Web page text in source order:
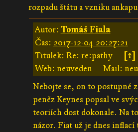
rozpadu štátu a vzniku
Autor: Tomáš Fiala
Čas: 2017-12-04 20:27:21
Titulek: Re: re:pathy
[↑]
Web: neuveden
Mail:
Nebojte se, on to postupné
peněz Keynes popsal ve
teoriích dost dokonale. Na
názor. Fiat už je dnes inflací